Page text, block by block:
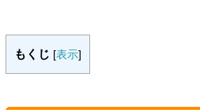
もくじ [表示]